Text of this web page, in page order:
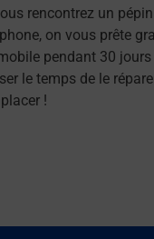
rencontrez un
on vous prête
pendant 30
le temps de le
!